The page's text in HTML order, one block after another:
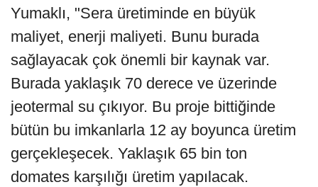
Yumaklı, "Sera üretiminde en büyük
maliyet, enerji maliyeti. Bunu burada
sağlayacak çok önemli bir kaynak var.
Burada yaklaşık 70 derece ve üzerinde
jeotermal su çıkıyor. Bu proje bittiğinde
bütün bu imkanlarla 12 ay boyunca üretim
gerçekleşecek. Yaklaşık 65 bin ton
domates karşılığı üretim yapılacak.